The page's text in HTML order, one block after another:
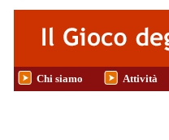
Salta al contenuto principale
Chi siamo Attività